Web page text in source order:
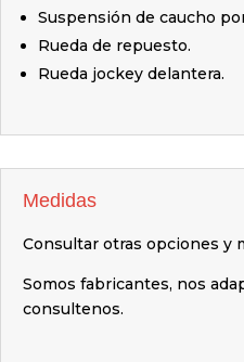
Suspensión de caucho
Rueda de repuesto.
Rueda jockey delantera.
Medidas
Consultar otras opciones y
Somos fabricantes, nos
consultenos.